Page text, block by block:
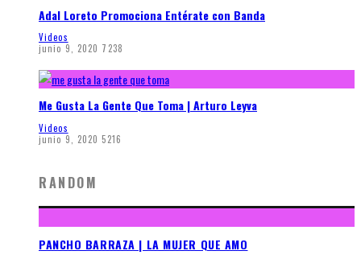
Adal Loreto Promociona Entérate con Banda
Videos
junio 9, 2020 7238
Me Gusta La Gente Que Toma | Arturo Leyva
Videos
junio 9, 2020 5216
RANDOM
PANCHO BARRAZA | LA MUJER QUE AMO